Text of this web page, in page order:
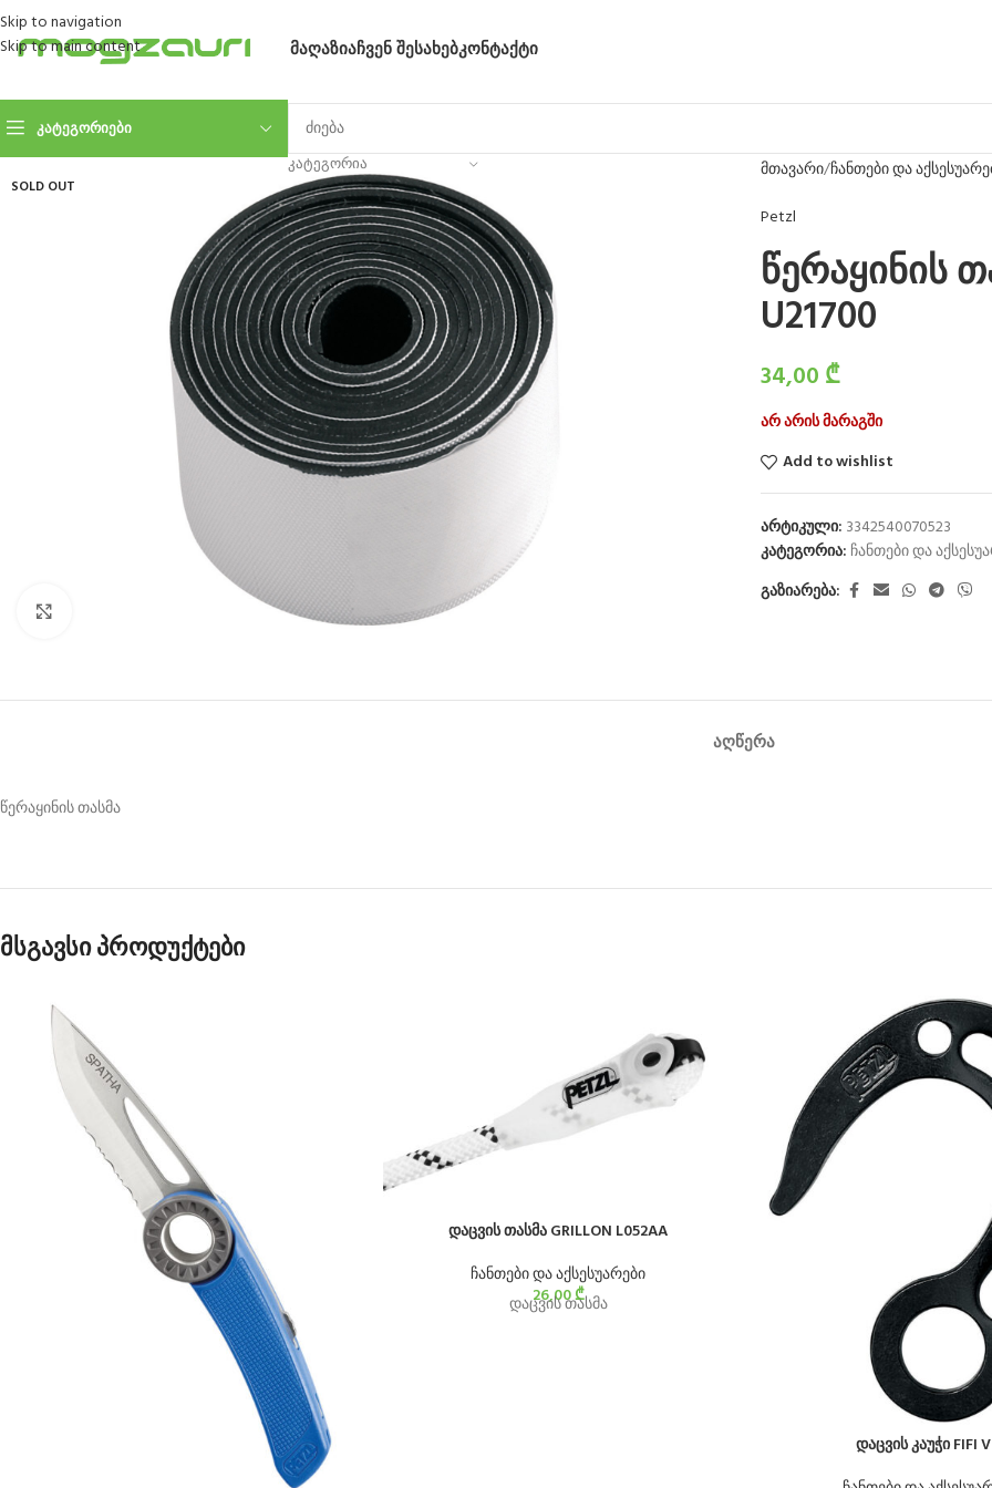
Skip to navigation
Skip to main content
ᲛᲐᲦᲐᲖᲘᲐᲩᲕᲔᲜ ᲨᲔᲡᲐᲮᲔᲑᲙᲝᲜᲢᲐᲥᲢᲘ
ᲙᲐᲢᲔᲒᲝᲠᲘᲔᲑᲘ
ᲙᲐᲢᲔᲒᲝᲠᲘᲐ
SOLD OUT
მთავარი ჩანთები და
Petzl
წერაყინის
U21700
34,00 ₾
არ არის მარაგში
Add to wishlist
არტიკული: 3342540070523
კატეგორია: ჩანთები და
გაზიარება:
ᲐᲦᲬᲔᲠᲐ
წერაყინის თასმა
მსგავსი პროდუქტები
დაცვის თასმა GRILLON L052AA
ჩანთები და აქსესუარები
26,00₾
დაცვის თასმა
დაცვის კაუჭი FIFI